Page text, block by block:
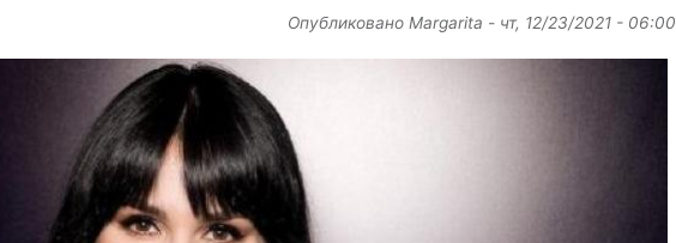
Опубликовано Margarita - чт, 12/23/2021 - 06:00